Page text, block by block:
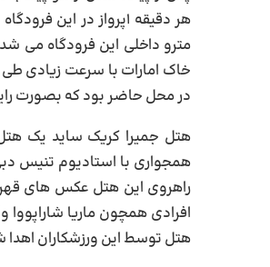
مترو داخلی این فرودگاه می
خاک امارات با سرعت زیادی
در محل حاضر بود که بصورت
همجواری با استادیوم تنیس
راهروی این هتل عکس های
افرادی همچون ماریا
هتل توسط این ورزشکاران